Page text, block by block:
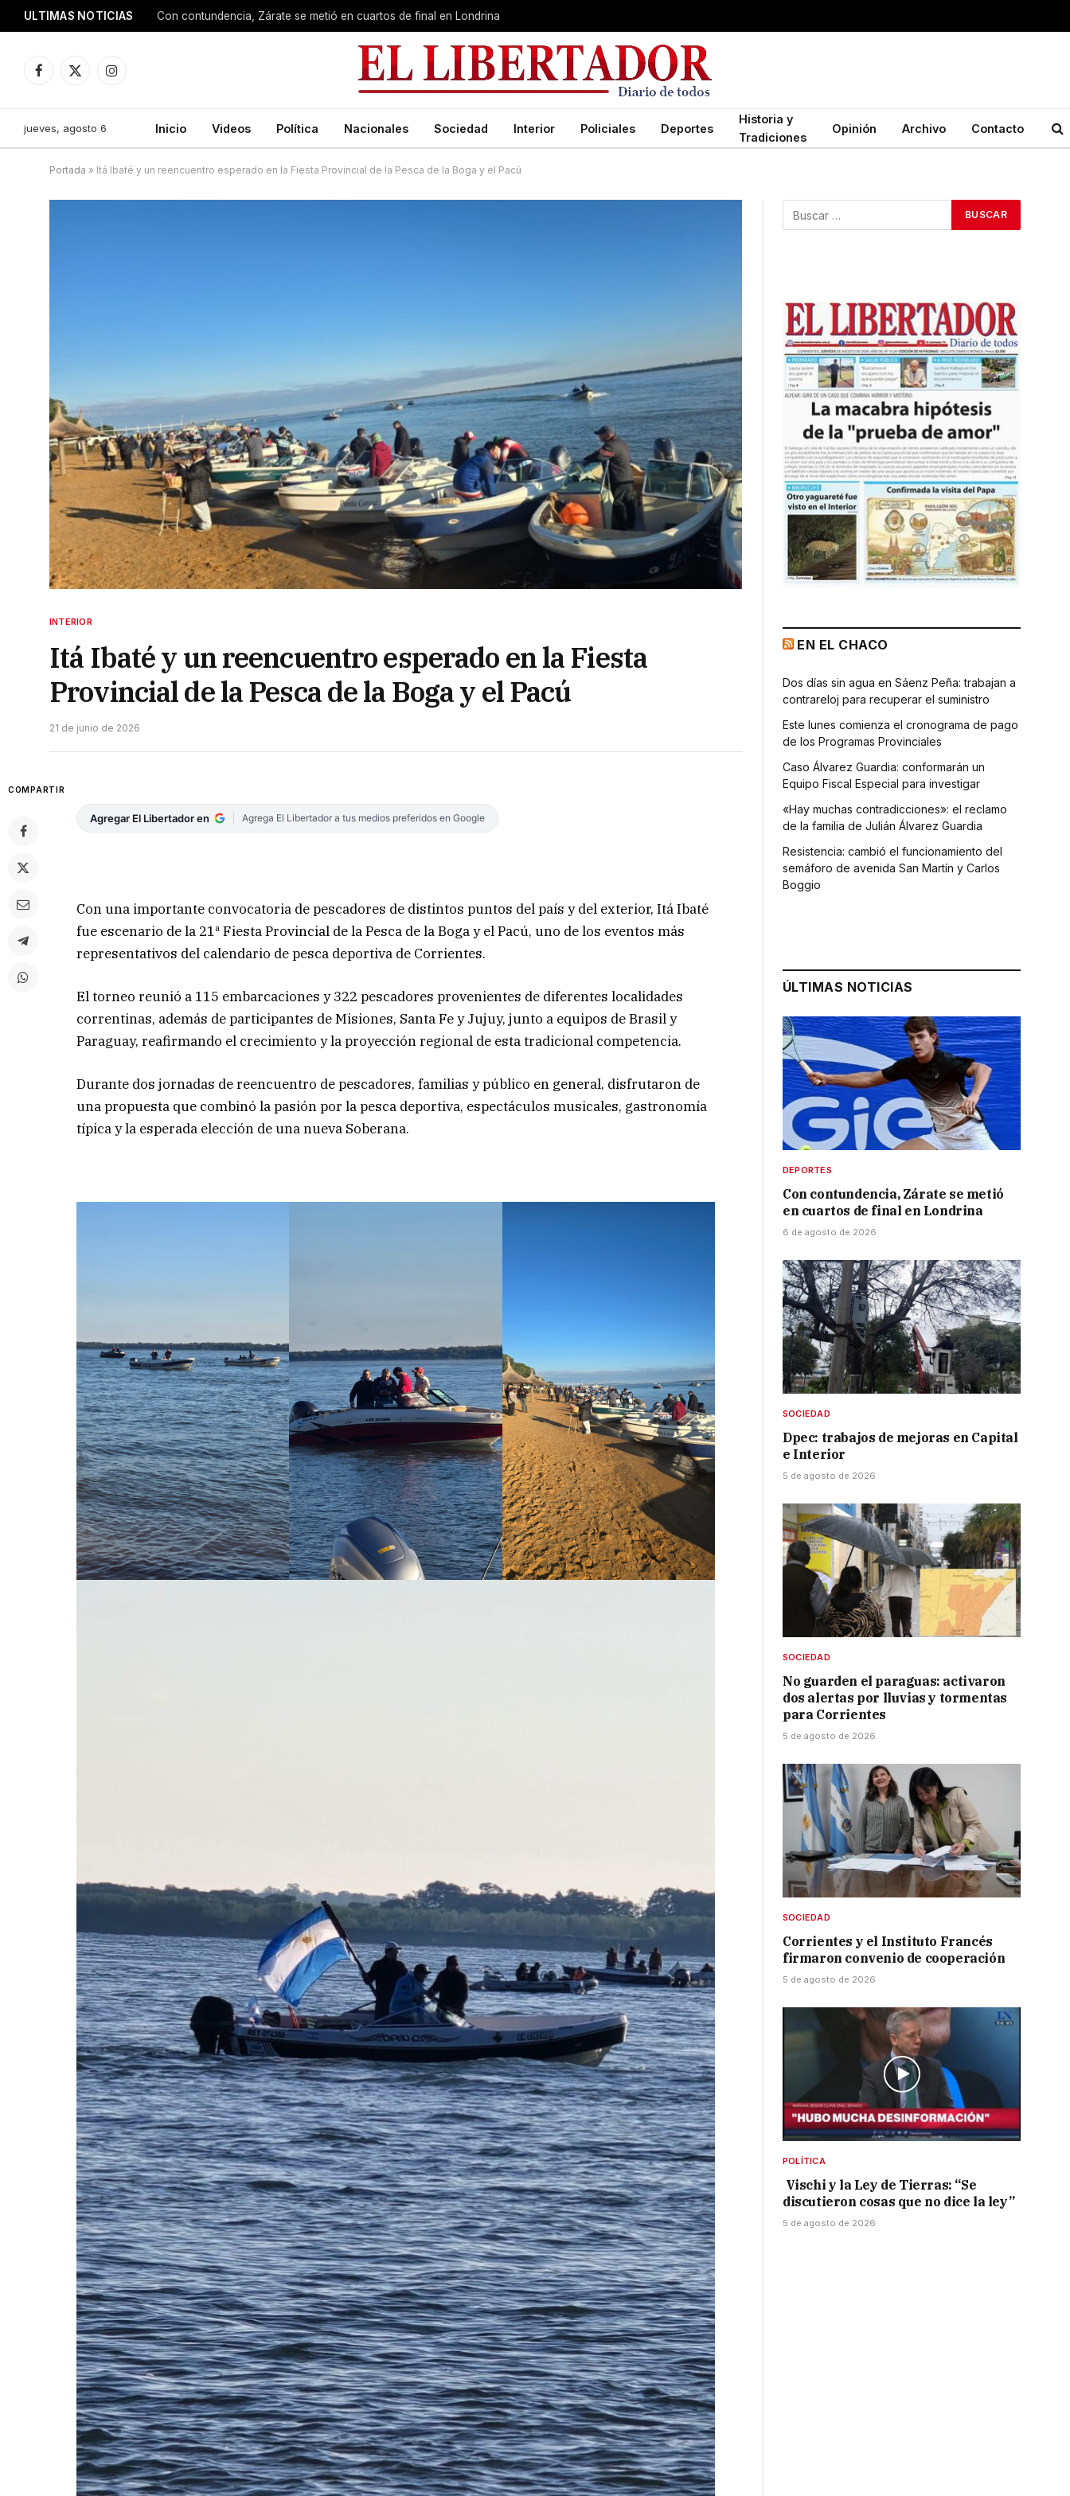
ULTIMAS NOTICIAS Con contundencia, Zárate se metió en cuartos de final en Londrina
Facebook
X
Instagram
jueves, agosto 6 Inicio Videos Política Nacionales Sociedad Interior Policiales Deportes
Historia y
Tradiciones
Opinión Archivo Contacto
Portada » Itá Ibaté y un reencuentro esperado en la Fiesta Provincial de la Pesca de la Boga y el Pacú
INTERIOR
Itá Ibaté y un reencuentro esperado en la Fiesta
Provincial de la Pesca de la Boga y el Pacú
21 de junio de 2026
COMPARTIR
Agregar El Libertador en Agrega El Libertador a tus medios preferidos en Google
Con una importante convocatoria de pescadores de distintos puntos del país y del exterior, Itá Ibaté
fue escenario de la 21ª Fiesta Provincial de la Pesca de la Boga y el Pacú, uno de los eventos más
representativos del calendario de pesca deportiva de Corrientes.
El torneo reunió a 115 embarcaciones y 322 pescadores provenientes de diferentes localidades
correntinas, además de participantes de Misiones, Santa Fe y Jujuy, junto a equipos de Brasil y
Paraguay, reafirmando el crecimiento y la proyección regional de esta tradicional competencia.
Durante dos jornadas de reencuentro de pescadores, familias y público en general, disfrutaron de
una propuesta que combinó la pasión por la pesca deportiva, espectáculos musicales, gastronomía
típica y la esperada elección de una nueva Soberana.
EN EL CHACO
Dos días sin agua en Sáenz Peña: trabajan a
contrareloj para recuperar el suministro
Este lunes comienza el cronograma de pago
de los Programas Provinciales
Caso Álvarez Guardia: conformarán un
Equipo Fiscal Especial para investigar
«Hay muchas contradicciones»: el reclamo
de la familia de Julián Álvarez Guardia
Resistencia: cambió el funcionamiento del
semáforo de avenida San Martín y Carlos
Boggio
ÚLTIMAS NOTICIAS
DEPORTES
Con contundencia, Zárate se metió
en cuartos de final en Londrina
6 de agosto de 2026
SOCIEDAD
Dpec: trabajos de mejoras en Capital
e Interior
5 de agosto de 2026
SOCIEDAD
No guarden el paraguas: activaron
dos alertas por lluvias y tormentas
para Corrientes
5 de agosto de 2026
SOCIEDAD
Corrientes y el Instituto Francés
firmaron convenio de cooperación
5 de agosto de 2026
POLÍTICA
Vischi y la Ley de Tierras: “Se
discutieron cosas que no dice la ley”
5 de agosto de 2026